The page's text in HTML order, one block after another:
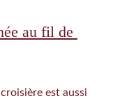
au fil de
est aussi